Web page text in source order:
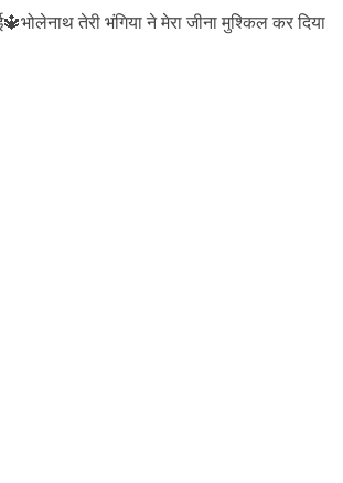
तेरी भंगिया ने मेरा जीना मुश्किल कर दिया